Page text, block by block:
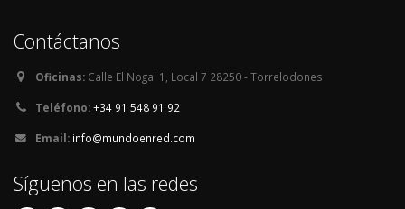
Contáctanos
Oficinas: Calle El Nogal 1, Local 7 28250 - Torrelodones
Teléfono:+34 91 548 91 92
Email: info@mundoenred.com
Síguenos en las redes